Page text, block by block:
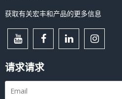
获取有关宏丰和产品的更多信息
请求请求